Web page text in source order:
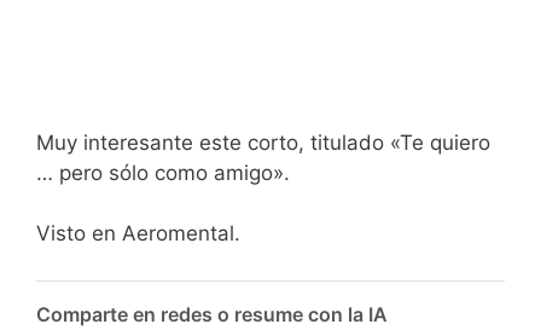
Muy interesante este corto, titulado «Te quiero
… pero sólo como amigo».
Visto en Aeromental.
Comparte en redes o resume con la IA